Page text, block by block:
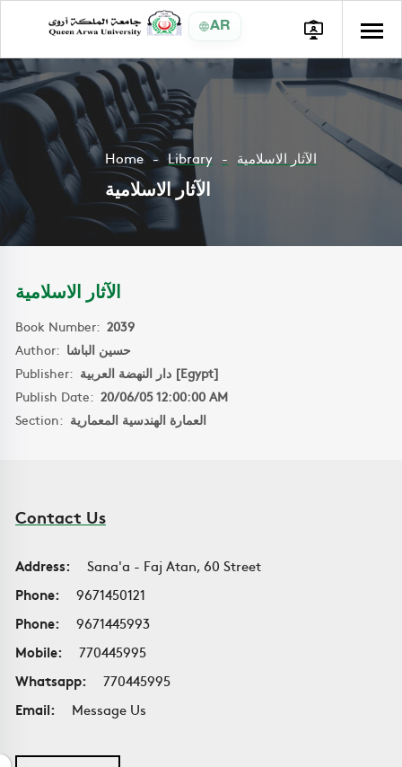
AR
Home Library الآثار الاسلامية
الآثار الاسلامية
الآثار الاسلامية
Book Number: 2039
Author: حسين الباشا
Publisher:
دار النهضة العربية [Egypt]
Publish Date: 20/06/05 12:00:00 AM
Section: العمارة الهندسية المعمارية
Contact Us
Address:
Sana'a - Faj Atan, 60 Street
Phone:
9671450121
Phone:
9671445993
Mobile:
770445995
Whatsapp:
770445995
Email:
Message Us